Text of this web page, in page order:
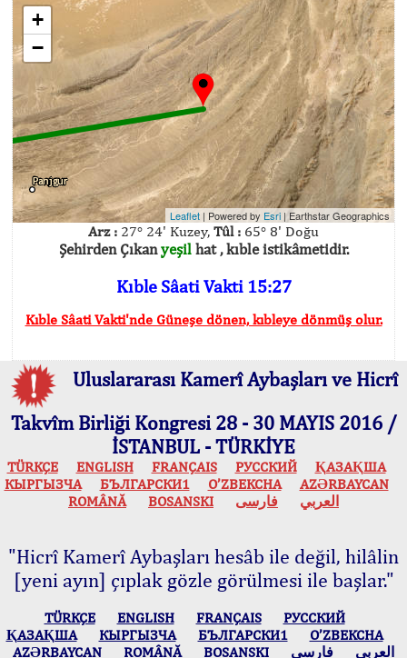
+
−
Leaflet | Powered by Esri | Earthstar Geographics
Arz : 27° 24' Kuzey, Tûl : 65° 8' Doğu
Şehirden Çıkanyeşilhat , kıble istikâmetidir.
Kıble Sâati Vakti 15:27
Kıble Sâati Vakti'nde Güneşe dönen, kıbleye dönmüş olur.
Uluslararası Kamerî Aybaşları ve Hicrî
Takvîm Birliği Kongresi 28 - 30 MAYIS 2016 /
İSTANBUL - TÜRKİYE
TÜRKÇE ENGLISH FRANÇAIS РУССКИЙ
ҚАЗАҚША
КЫPГЫЗЧA
БЪЛГАРСКИ1 O’ZBEKCHA
AZӘRBAYCAN
ROMÂNĂ
BOSANSKI العربي فارسی
"Hicrî Kamerî Aybaşları hesâb ile değil, hilâlin
[yeni ayın] çıplak gözle görülmesi ile başlar."
TÜRKÇE ENGLISH FRANÇAIS
РУССКИЙ
ҚАЗАҚША
КЫPГЫЗЧA БЪЛГАРСКИ1
O’ZBEKCHA
AZӘRBAYCAN
ROMÂNĂ BOSANSKI العربي فارسی